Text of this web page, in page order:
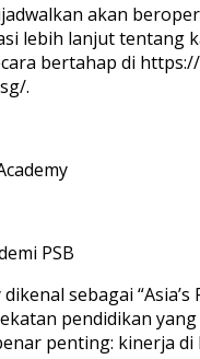
akan
lebih lanjut tentang
bertahap di
.
PSB
dikenal sebagai “Asia’s
pendidikan
penting: kinerja di